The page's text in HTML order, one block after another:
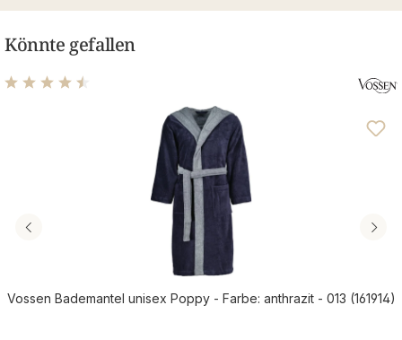
Könnte gefallen
Durchschnittliche Bewertung von 4.43 von 5 Sternen
Vossen Bademantel unisex Poppy - Farbe: anthrazit - 013 (161914)